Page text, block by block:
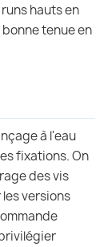
hauts en
tenue en
à l'eau
fixations. On
des vis
versions